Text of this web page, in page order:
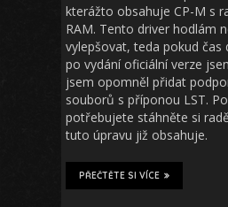
kterážto obsahuje CP-M s
RAM. Tento driver hodlám
vylepšovat, teda pokud čas
po vydání oficiální verze
jsem opomněl přidat
souborů s příponou LST.
potřebujete stáhněte si
tuto úpravu již obsahuje.
PŘEČTĚTE SI VÍCE